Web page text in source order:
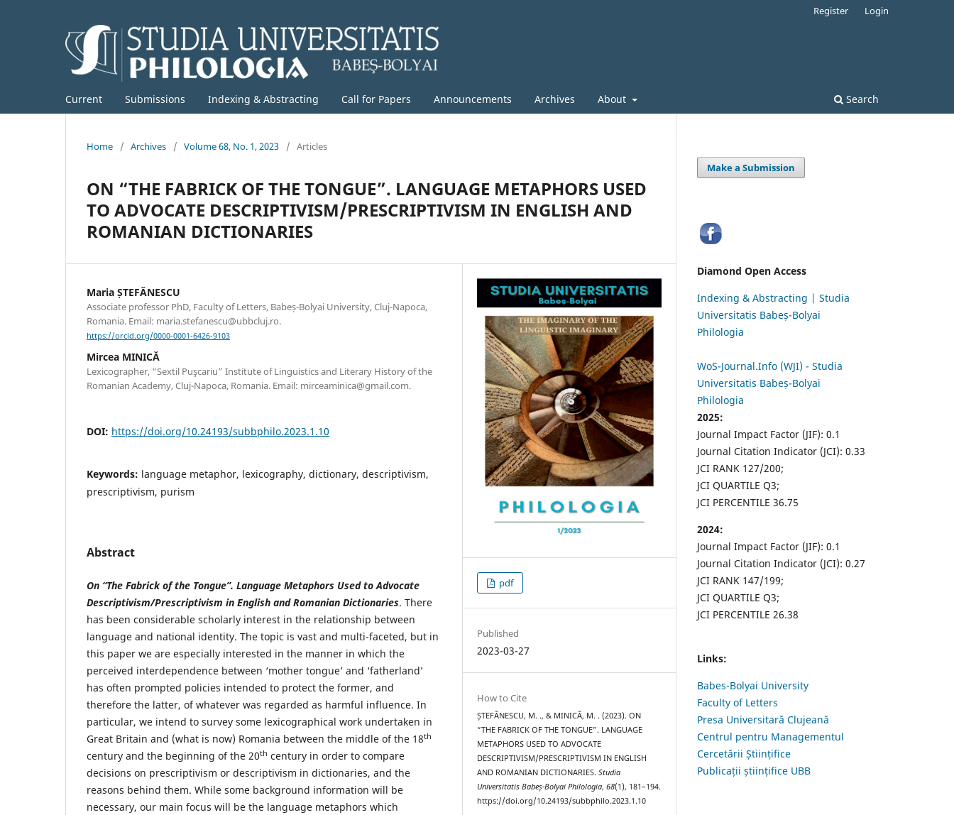
Current Submissions Indexing & Abstracting Call for Papers Announcements Archives About Search
Register Login
Home / Archives / Volume 68, No. 1, 2023 / Articles
ON “THE FABRICK OF THE TONGUE”. LANGUAGE METAPHORS USED
TO ADVOCATE DESCRIPTIVISM/PRESCRIPTIVISM IN ENGLISH AND
ROMANIAN DICTIONARIES
Maria ȘTEFĂNESCU
Associate professor PhD, Faculty of Letters, Babeș-Bolyai University, Cluj-Napoca,
Romania. Email: maria.stefanescu@ubbcluj.ro.
https://orcid.org/0000-0001-6426-9103
Mircea MINICĂ
Lexicographer, “Sextil Puşcariu” Institute of Linguistics and Literary History of the
Romanian Academy, Cluj-Napoca, Romania. Email: mirceaminica@gmail.com.
DOI: https://doi.org/10.24193/subbphilo.2023.1.10
Keywords: language metaphor, lexicography, dictionary, descriptivism,
prescriptivism, purism
Abstract
On “The Fabrick of the Tongue”. Language Metaphors Used to Advocate
Descriptivism/Prescriptivism in English and Romanian Dictionaries. There
has been considerable scholarly interest in the relationship between
language and national identity. The topic is vast and multi-faceted, but in
this paper we are especially interested in the manner in which the
perceived interdependence between ‘mother tongue’ and ‘fatherland’
has often prompted policies intended to protect the former, and
therefore the latter, of whatever was regarded as harmful influence. In
particular, we intend to survey some lexicographical work undertaken in
Great Britain and (what is now) Romania between the middle of the 18th
century and the beginning of the 20th century in order to compare
decisions on prescriptivism or descriptivism in dictionaries, and the
reasons behind them. While some background information will be
necessary, our main focus will be the language metaphors which
pdf
Published
2023-03-27
How to Cite
ȘTEFĂNESCU, M. ., & MINICĂ, M. . (2023). ON
“THE FABRICK OF THE TONGUE”. LANGUAGE
METAPHORS USED TO ADVOCATE
DESCRIPTIVISM/PRESCRIPTIVISM IN ENGLISH
AND ROMANIAN DICTIONARIES.Studia
Universitatis Babeș-Bolyai Philologia,68(1), 181–194.
https://doi.org/10.24193/subbphilo.2023.1.10
Make a Submission
Diamond Open Access
Indexing & Abstracting | Studia
Universitatis Babeș-Bolyai
Philologia
WoS-Journal.Info (WJI) - Studia
Universitatis Babeș-Bolyai
Philologia
2025:
Journal Impact Factor (JIF): 0.1
Journal Citation Indicator (JCI): 0.33
JCI RANK 127/200;
JCI QUARTILE Q3;
JCI PERCENTILE 36.75
2024:
Journal Impact Factor (JIF): 0.1
Journal Citation Indicator (JCI): 0.27
JCI RANK 147/199;
JCI QUARTILE Q3;
JCI PERCENTILE 26.38
Links:
Babes-Bolyai University
Faculty of Letters
Presa Universitară Clujeană
Centrul pentru Managementul
Cercetării Științifice
Publicații științifice UBB